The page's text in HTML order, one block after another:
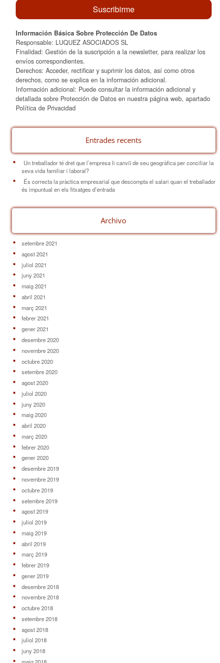
Información Básica Sobre Protección De Datos
Responsable: LUQUEZ ASOCIADOS SL
Finalidad: Gestión de la suscripción a la newsletter, para realizar los
envíos correspondientes.
Derechos: Acceder, rectificar y suprimir los datos, así como otros
derechos, como se explica en la información adicional.
Información adicional: Puede consultar la información adicional y
detallada sobre Protección de Datos en nuestra página web, apartado
Política de Privacidad
Entrades recents
Un treballador té dret que l’empresa li canviï de seu geogràfica per conciliar la
seva vida familiar i laboral?
És correcta la pràctica empresarial que descompta el salari quan el treballador
és impuntual en els fitxatges d’entrada
Archivo
setembre 2021
agost 2021
juliol 2021
juny 2021
maig 2021
abril 2021
març 2021
febrer 2021
gener 2021
desembre 2020
novembre 2020
octubre 2020
setembre 2020
agost 2020
juliol 2020
juny 2020
maig 2020
abril 2020
març 2020
febrer 2020
gener 2020
desembre 2019
novembre 2019
octubre 2019
setembre 2019
agost 2019
juliol 2019
maig 2019
abril 2019
març 2019
febrer 2019
gener 2019
desembre 2018
novembre 2018
octubre 2018
setembre 2018
agost 2018
juliol 2018
juny 2018